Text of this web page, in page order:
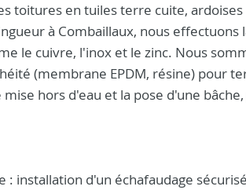
toitures en tuiles terre cuite, ardoises
à Combaillaux, nous effectuons
le cuivre, l'inox et le zinc. Nous
(membrane EPDM, résine) pour
hors d'eau et la pose d'une
installation d'un échafaudage